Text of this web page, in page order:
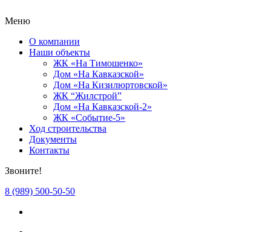
Меню
О компании
Наши объекты
ЖК «На Тимошенко»
Дом «На Кавказской»
Дом «На Кизилюртовской»
ЖК “Жилстрой”
Дом «На Кавказской-2»
ЖК «Событие-5»
Ход строительства
Документы
Контакты
Звоните!
8 (989) 500-50-50